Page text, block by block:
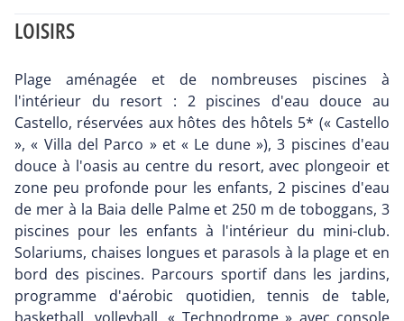
LOISIRS
Plage aménagée et de nombreuses piscines à
l'intérieur du resort : 2 piscines d'eau douce au
Castello, réservées aux hôtes des hôtels 5* (« Castello
», « Villa del Parco » et « Le dune »), 3 piscines d'eau
douce à l'oasis au centre du resort, avec plongeoir et
zone peu profonde pour les enfants, 2 piscines d'eau
de mer à la Baia delle Palme et 250 m de toboggans, 3
piscines pour les enfants à l'intérieur du mini-club.
Solariums, chaises longues et parasols à la plage et en
bord des piscines. Parcours sportif dans les jardins,
programme d'aérobic quotidien, tennis de table,